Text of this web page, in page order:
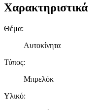
Χαρακτηριστικά
Θέμα:
Αυτοκίνητα
Τύπος:
Μπρελόκ
Υλικό: